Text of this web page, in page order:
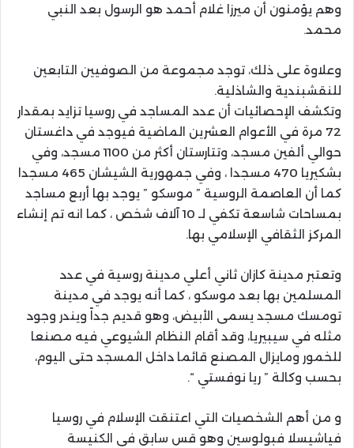
وهم يؤمنون أن ميرزا غلام أحمد هو الرسول بعد النبي
محمد.
وعلاوة على ذلك، توجد مجموعة من الصوفيين التابعين
للنقشبندية والشاذلية.
وتكشف الإحصائيات أن عدد المساجد في روسيا تزايد بمقدار
72 مرة في الأعوام العشرين الماضية فيوجد في داغستان
حوالي ألفين مسجد، وتتارستان أكثر من 1100 مسجد، وفي
بشكيريا 470 مسجدا ، وفي جمهورية الشيشان 465 مسجدا
كما أن العاصمة الروسية ” موسكو ” يوجد بها أربع مساجد
بمساحات شاسعة تكفي لـ 10 آلاف شخص ، كما انه تم إنشاء
المركز الثقافي الإسلامي بها.
وتعتبر مدينة كازان ثاني أعلي مدينة روسية في عدد
المسلمين بها بعد موسكو ، كما أنه يوجد في مدينة
تومسك مسجد يسمى الأبيض، وهو قديم جداً ويندر وجود
مثله في سيبيريا، وقد أقام النظام الشيوعي فيه مصنعا
للخمور ومايزال المصنع قائما داخل المسجد حتى اليوم،
بحسب وكالة ” ريا نوفستي “.
و من أهم الشخصيات التي اعتنقت الإسلام في روسيا
فياشيسلا فبولوسين وهو قس سابق في الكنيسة